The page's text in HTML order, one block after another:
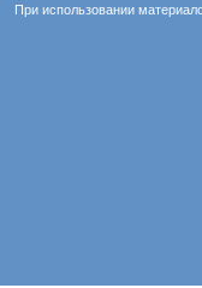
При использовании